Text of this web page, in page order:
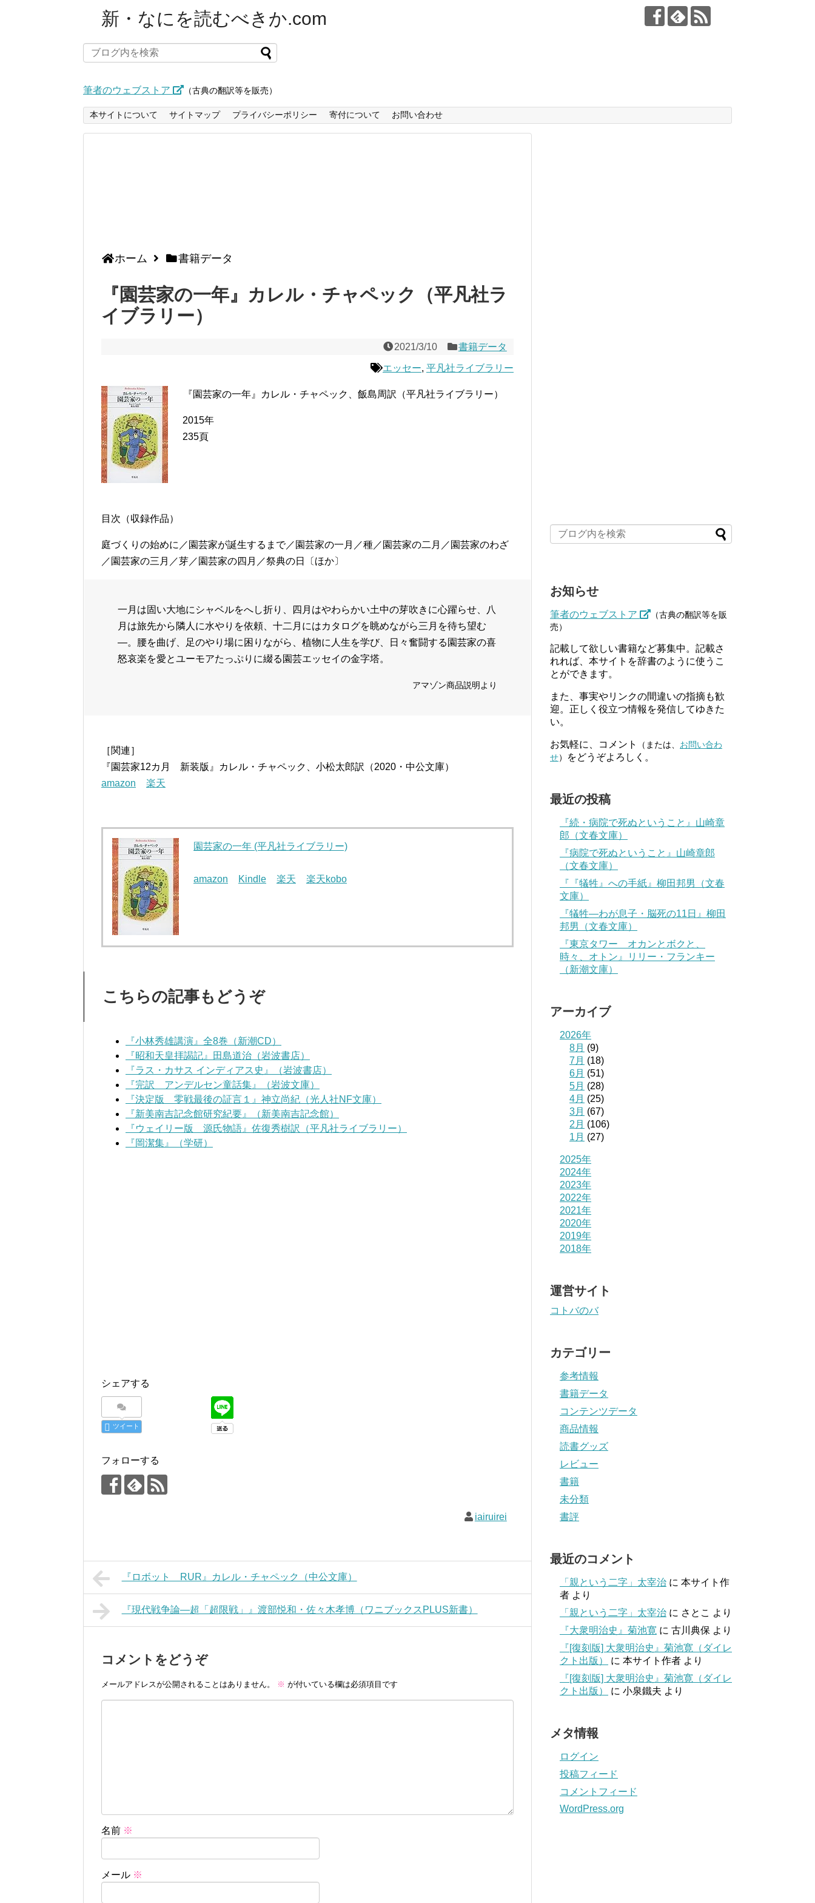
新・なにを読むべきか.com
筆者のウェブストア （古典の翻訳等を販売）
本サイトについて サイトマップ プライバシーポリシー 寄付について お問い合わせ
ホーム 書籍データ
『園芸家の一年』カレル・チャペック（平凡社ラ
イブラリー）
2021/3/10 書籍データ
エッセー, 平凡社ライブラリー
『園芸家の一年』カレル・チャペック、飯島周訳（平凡社ライブラリー）
2015年
235頁
目次（収録作品）
庭づくりの始めに／園芸家が誕生するまで／園芸家の一月／種／園芸家の二月／園芸家のわざ
／園芸家の三月／芽／園芸家の四月／祭典の日〔ほか〕
一月は固い大地にシャベルをへし折り、四月はやわらかい土中の芽吹きに心躍らせ、八
月は旅先から隣人に水やりを依頼、十二月にはカタログを眺めながら三月を待ち望む
―。腰を曲げ、足のやり場に困りながら、植物に人生を学び、日々奮闘する園芸家の喜
怒哀楽を愛とユーモアたっぷりに綴る園芸エッセイの金字塔。
アマゾン商品説明より
［関連］
『園芸家12カ月 新装版』カレル・チャペック、小松太郎訳（2020・中公文庫）
amazon
楽天
園芸家の一年 (平凡社ライブラリー)
amazon Kindle 楽天 楽天kobo
こちらの記事もどうぞ
『小林秀雄講演』全8巻（新潮CD）
『昭和天皇拝謁記』田島道治（岩波書店）
『ラス・カサス インディアス史』（岩波書店）
『完訳 アンデルセン童話集』（岩波文庫）
『決定版 零戦最後の証言１』神立尚紀（光人社NF文庫）
『新美南吉記念館研究紀要』（新美南吉記念館）
『ウェイリー版 源氏物語』佐復秀樹訳（平凡社ライブラリー）
『岡潔集』（学研）
シェアする
ツイート
フォローする
iairuirei
『ロボット RUR』カレル・チャペック（中公文庫）
『現代戦争論―超「超限戦」』渡部悦和・佐々木孝博（ワニブックスPLUS新書）
コメントをどうぞ
メールアドレスが公開されることはありません。 ※ が付いている欄は必須項目です
名前 ※
メール ※
お知らせ
筆者のウェブストア
（古典の翻訳等を販
売）
記載して欲しい書籍など募集中。記載さ
れれば、本サイトを辞書のように使うこ
とができます。
また、事実やリンクの間違いの指摘も歓
迎。正しく役立つ情報を発信してゆきた
い。
お気軽に、コメント （または、 お問い合わ
せ） をどうぞよろしく。
最近の投稿
『続・病院で死ぬということ』山崎章
郎（文春文庫）
『病院で死ぬということ』山崎章郎
（文春文庫）
『『犠牲』への手紙』柳田邦男（文春
文庫）
『犠牲―わが息子・脳死の11日』柳田
邦男（文春文庫）
『東京タワー オカンとボクと、
時々、オトン』リリー・フランキー
（新潮文庫）
アーカイブ
2026年
8月 (9)
7月 (18)
6月 (51)
5月 (28)
4月 (25)
3月 (67)
2月 (106)
1月 (27)
2025年
2024年
2023年
2022年
2021年
2020年
2019年
2018年
運営サイト
コトバのバ
カテゴリー
参考情報
書籍データ
コンテンツデータ
商品情報
読書グッズ
レビュー
書籍
未分類
書評
最近のコメント
「親という二字」太宰治 に 本サイト作
者 より
「親という二字」太宰治 に さとこ より
『大衆明治史』菊池寛 に 古川典保 より
『[復刻版] 大衆明治史』菊池寛（ダイレ
クト出版）
に 本サイト作者 より
『[復刻版] 大衆明治史』菊池寛（ダイレ
クト出版）
に 小泉鐵夫 より
メタ情報
ログイン
投稿フィード
コメントフィード
WordPress.org